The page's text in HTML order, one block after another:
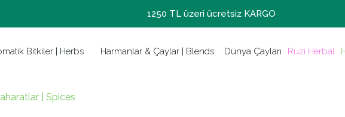
1250 TL üzeri ücretsiz KARGO
Bitkiler | Herbs
Şifalı
Harmanlar & Çaylar | Blends Dünya Çayları Ruzi Herbal
| Spices